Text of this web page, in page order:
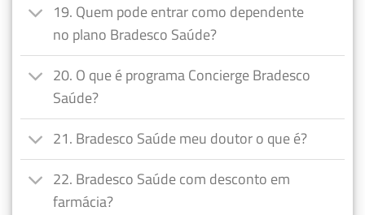
19. Quem pode entrar como dependente
no plano Bradesco Saúde?
20. O que é programa Concierge Bradesco
Saúde?
21. Bradesco Saúde meu doutor o que é?
22. Bradesco Saúde com desconto em
farmácia?